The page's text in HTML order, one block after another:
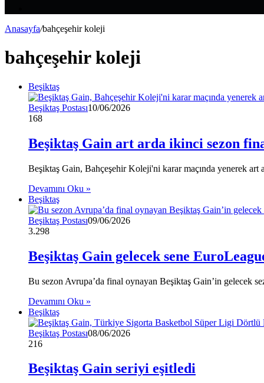
Anasayfa/bahçeşehir koleji
bahçeşehir koleji
Beşiktaş
Beşiktaş Postası10/06/2026
168
Beşiktaş Gain art arda ikinci sezon
Beşiktaş Gain, Bahçeşehir Koleji'ni karar maçında yenerek
Devamını Oku »
Beşiktaş
Beşiktaş Postası09/06/2026
3.298
Beşiktaş Gain gelecek sene
Bu sezon Avrupa’da final oynayan Beşiktaş Gain’in gelecek
Devamını Oku »
Beşiktaş
Beşiktaş Postası08/06/2026
216
Beşiktaş Gain seriyi eşitledi